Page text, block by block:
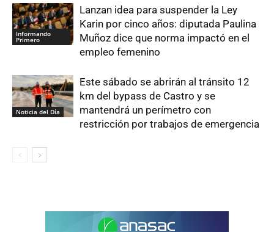
Informando
Primero
Lanzan idea para suspender la Ley
Karin por cinco años: diputada Paulina
Muñoz dice que norma impactó en el
empleo femenino
Noticia del Día
Este sábado se abrirán al tránsito 12
km del bypass de Castro y se
mantendrá un perímetro con
restricción por trabajos de emergencia